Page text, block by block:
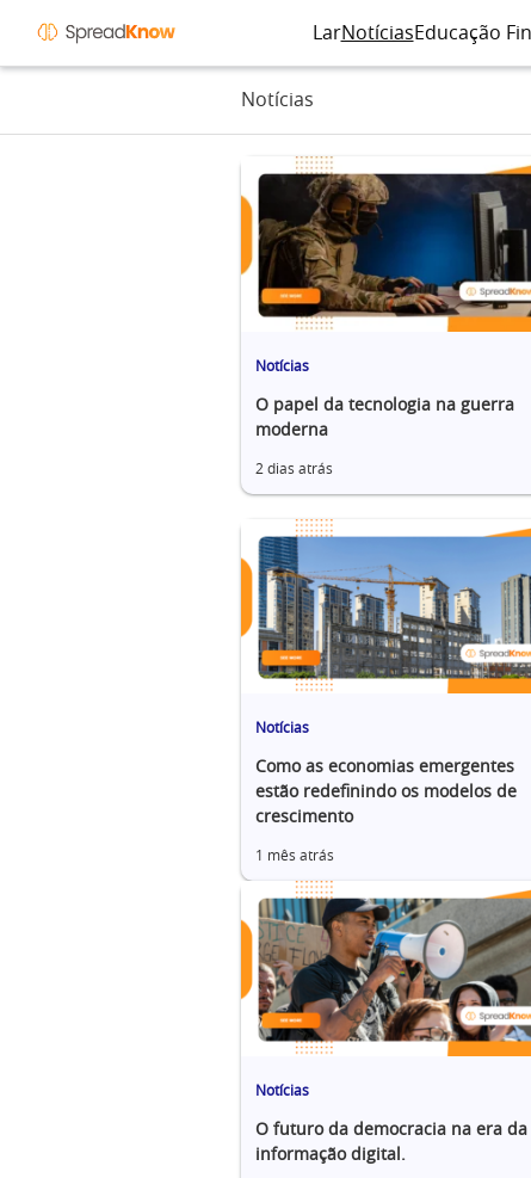
LarNotíciasEducação
Notícias
Notícias
O papel da tecnologia na guerra
moderna
2 dias atrás
Notícias
Como as economias emergentes
estão redefinindo os modelos de
crescimento
1 mês atrás
Notícias
O futuro da democracia na era da
informação digital.